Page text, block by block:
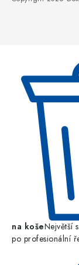
na košeNejvětší
po profesionální